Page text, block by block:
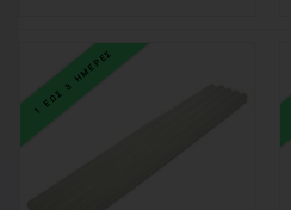
1 ΕΩΣ 3 ΗΜΕΡΕΣ